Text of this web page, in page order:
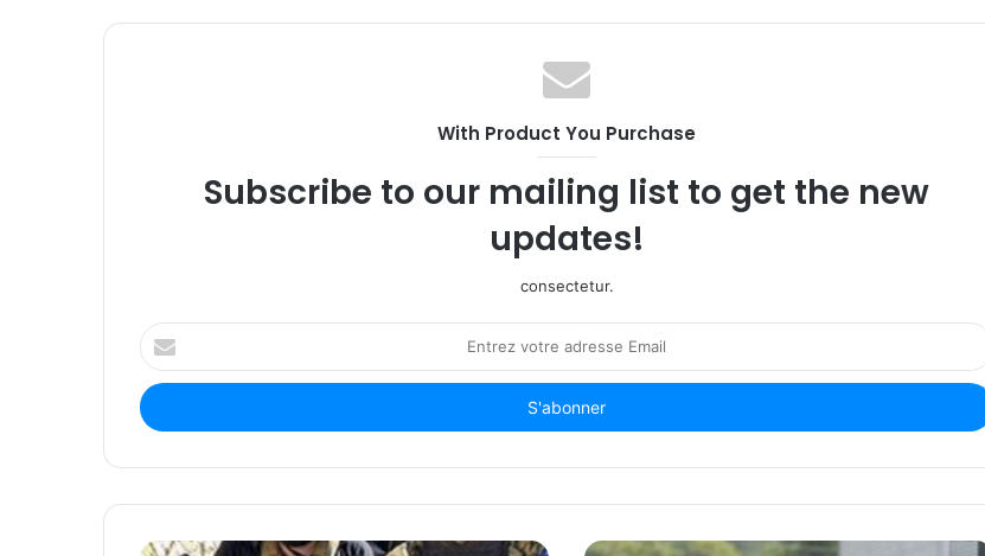
With Product You Purchase
Subscribe to our mailing list to get the new
updates!
consectetur.
Entrez
votre
adresse
Email